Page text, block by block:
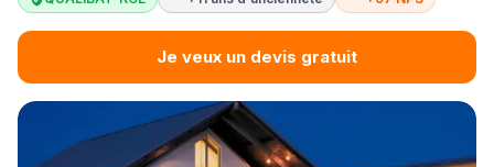
Je veux un devis gratuit